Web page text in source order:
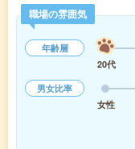
職場の雰囲気
年齢層
20代
男女比率
女性